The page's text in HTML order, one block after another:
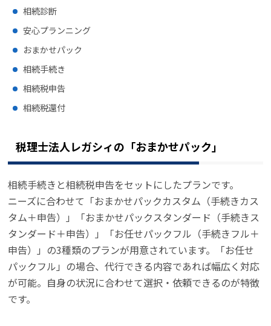
相続診断
安心プランニング
おまかせパック
相続手続き
相続税申告
相続税還付
税理士法人レガシィの「おまかせパック」
相続手続きと相続税申告をセットにしたプランです。
ニーズに合わせて「おまかせパックカスタム（手続きカス
タム＋申告）」「おまかせパックスタンダード（手続きス
タンダード＋申告）」「お任せパックフル（手続きフル＋
申告）」の3種類のプランが用意されています。「お任せ
パックフル」の場合、代行できる内容であれば幅広く対応
が可能。自身の状況に合わせて選択・依頼できるのが特徴
です。